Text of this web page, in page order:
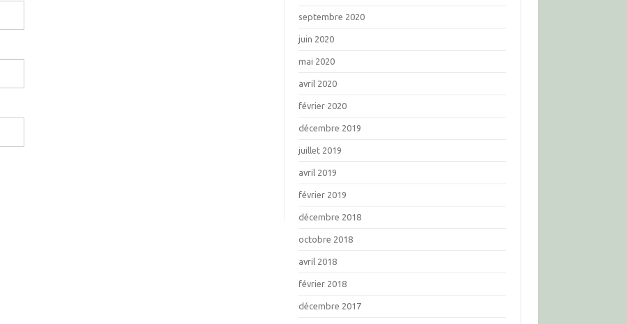
septembre 2020
juin 2020
mai 2020
avril 2020
février 2020
décembre 2019
juillet 2019
avril 2019
février 2019
décembre 2018
octobre 2018
avril 2018
février 2018
décembre 2017